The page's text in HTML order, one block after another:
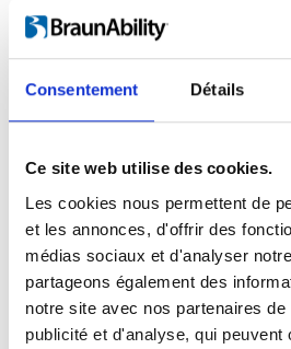
Consentement Détails
Ce site web utilise des cookies.
Les cookies nous permettent de
et les annonces, d'offrir des
médias sociaux et d'analyser
partageons également des
notre site avec nos partenaires
publicité et d'analyse, qui
Turny 6-Way
Code d'intégration
(copiez le
collez-le dans le html de votre
Catégorie:Product video, Turny